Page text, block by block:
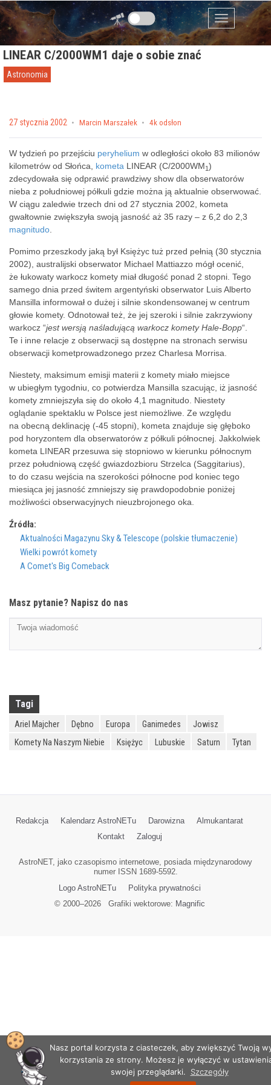
Przejdź do zawartości
Menu
LINEAR C/2000WM1 daje o sobie znać
Astronomia
Posted on
27 stycznia 2002 by Marcin Marszałek 4k odsłon
W tydzień po przejściu peryhelium w odległości około 83 milionów
kilometrów od Słońca, kometa LINEAR (C/2000WM1)
zdecydowała się odprawić prawdziwy show dla obserwatorów
nieba z południowej półkuli gdzie można ją aktualnie obserwować.
W ciągu zaledwie trzech dni od 27 stycznia 2002, kometa
gwałtownie zwiększyła swoją jasność aż 35 razy – z 6,2 do 2,3
magnitudo
Pomimo przeszkody jaką był Księżyc tuż przed pełnią (30 stycznia
2002), australijski obserwator Michael Mattiazzo mógł ocenić,
że łukowaty warkocz komety miał długość ponad 2 stopni. Tego
samego dnia przed świtem argentyński obserwator Luis Alberto
Mansilla informował o dużej i silnie skondensowanej w centrum
głowie komety. Odnotował też, że jej szeroki i silnie zakrzywiony
warkocz “jest wersją naśladującą warkocz komety Hale-Bopp“.
Te i inne relacje z obserwacji są dostępne na stronach serwisu
obserwacji kometprowadzonego przez Charlesa Morrisa.
Niestety, maksimum emisji materii z komety miało miejsce
w ubiegłym tygodniu, co potwierdza Mansilla szacując, iż jasność
komety zmniejszyła się do około 4,1 magnitudo. Niestety
oglądanie spektaklu w Polsce jest niemożliwe. Ze względu
na obecną deklinację (-45 stopni), kometa znajduje się głęboko
pod horyzontem dla obserwatorów z półkuli północnej. Jakkolwiek
kometa LINEAR przesuwa się stopniowo w kierunku północnym
przez południową część gwiazdozbioru Strzelca (Saggitarius),
to do czasu wejścia na szerokości północne pod koniec tego
miesiąca jej jasność zmniejszy się prawdopodobnie poniżej
możliwości obserwacyjnych nieuzbrojonego oka.
Źródła:
Aktualności Magazynu Sky & Telescope (polskie tłumaczenie)
Wielki powrót komety
A Comet's Big Comeback
Masz pytanie? Napisz do nas
Tagi
Ariel Majcher Dębno Europa Ganimedes
Jowisz
Komety Na Naszym Niebie
Księżyc Lubuskie Saturn Tytan
Redakcja Kalendarz AstroNETu Darowizna
Almukantarat
Kontakt
Zaloguj
AstroNET, jako czasopismo internetowe, posiada międzynarodowy
numer ISSN 1689-5592.
Logo AstroNETu
Polityka prywatności
© 2000–2026Grafiki wektorowe: Magnific
Nasz portal korzysta z ciasteczek, aby zwiększyć Twoją
korzystania ze strony. Możesz je wyłączyć w
swojej przeglądarki.
Szczegóły